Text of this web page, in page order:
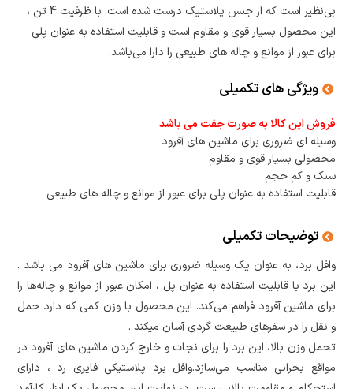
بی‌نظیر است که از جنس پلاستیک درست شده است. با ظرفیت 4 تن ،
این محصول بسیار قوی و مقاوم است و قابلیت استفاده به عنوان پلی
برای عبور از موانع و چاله‌ های طبیعی را دارا می‌باشد.
ویژگی های تکمیلی
فروش این کالا به صورت جفت می باشد
وسیله ای ضروری برای ماشین های آفرود
محصولی بسیار قوی و مقاوم
سبک و کم حجم
قابلیت استفاده به عنوان پلی برای عبور از موانع و چاله های طبیعی
توضیحات تکمیلی
وافل برد، به عنوان یک وسیله ضروری برای ماشین‌ های آفرود می باشد .
این برد با قابلیت استفاده به عنوان پل ، امکان عبور از موانع و چاله‌ها را
برای ماشین آفرود فراهم می‌کند. این محصول با وزن کمی که دارد حمل
و نقل را در سفرهای طبیعت گردی آسان میکند .
تحمل وزن بالا، این برد را برای نجات و خارج کردن ماشین‌ های آفرود در
مواقع بحرانی مناسب می‌سازد.وافل برد پلاستیکی فایری رد ، دارای